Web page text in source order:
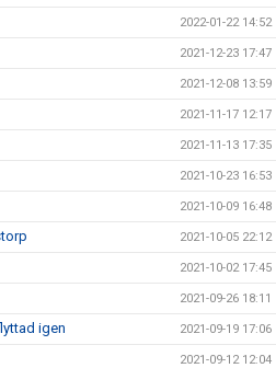
2022-01-22 14:52
2021-12-23 17:47
2021-12-08 13:59
2021-11-17 12:17
2021-11-13 17:35
2021-10-23 16:53
2021-10-09 16:48
2021-10-05 22:12
2021-10-02 17:45
2021-09-26 18:11
igen 2021-09-19 17:06
2021-09-12 12:04